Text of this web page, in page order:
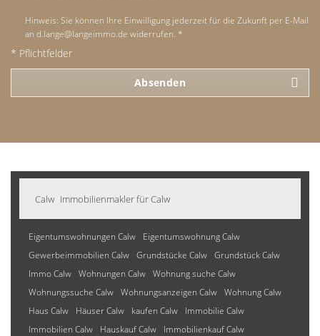
Hinweis: Sie können Ihre Einwilligung jederzeit für die Zukunft per E-Mail
an d.lange@langeimmo.de widerrufen. *
* Pflichtfelder
Absenden
Calw Immobilienmakler für Calw
Eigentumswohnungen Calw
Eigentumswohnung Calw
Gewerbeimmobilien Calw Grundstücke Calw Grundstück Calw
Immo Calw Wohnungen Calw Wohnung suche Calw
Wohnungssuche Calw Wohnungsanzeigen Calw Wohnung Calw
Haus Calw
Häuser Calw kaufen Calw
Immobilie Calw
Immobilien Calw
Hauskauf Calw
Immobilienkauf Calw